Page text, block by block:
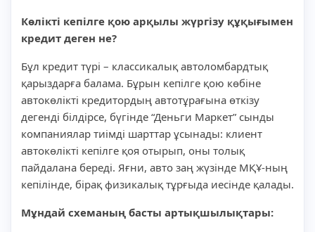
Көлікті кепілге қою арқылы жүргізу құқығымен
кредит деген не?
Бұл кредит түрі – классикалық автоломбардтық
қарыздарға балама. Бұрын кепілге қою көбіне
автокөлікті кредитордың автотұрағына өткізу
дегенді білдірсе, бүгінде “Деньги Маркет” сынды
компаниялар тиімді шарттар ұсынады: клиент
автокөлікті кепілге қоя отырып, оны толық
пайдалана береді. Яғни, авто заң жүзінде МҚҰ-ның
кепілінде, бірақ физикалық тұрғыда иесінде қалады.
Мұндай схеманың басты артықшылықтары: